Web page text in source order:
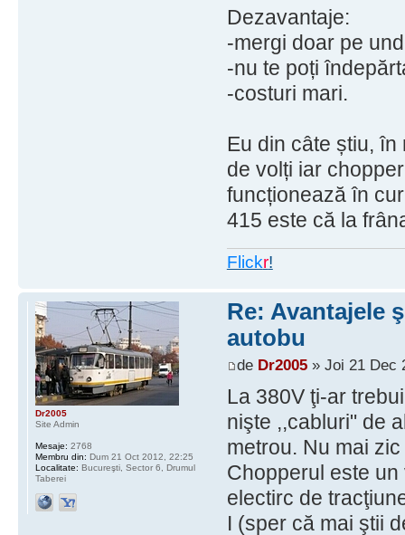
Dezavantaje:
-mergi doar pe
-nu te poți
-costuri mari.
Eu din câte știu,
de volți iar
funcționează în
415 este că la
Flickr!
Re: Avantajele
autobu
de Dr2005» Joi 21 Dec
La 380V ţi-ar
nişte ,,cabluri" de
metrou. Nu mai
Chopperul este
electirc de
I (sper că mai ştii
Dr2005
Site Admin
Mesaje: 2768
Membru din: Dum 21 Oct 2012, 22:25
Localitate: Bucureşti, Sector 6, Drumul
Taberei